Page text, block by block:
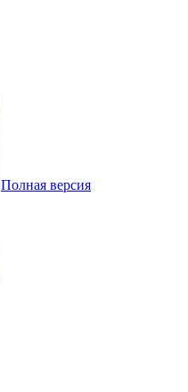
Полная версия